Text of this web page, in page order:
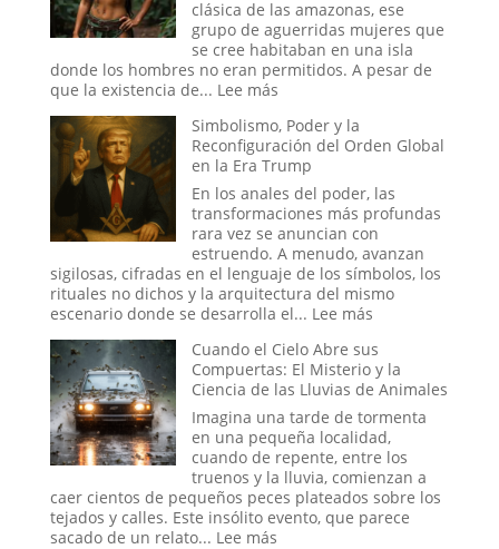
Proyecto
Stargate:
¿La
Última
Frontera
la
Psique
o
Sueño
de
un
Espía?
clásica de las amazonas, ese
grupo de aguerridas mujeres que
se cree habitaban en una isla
donde los hombres no eran permitidos. A pesar de
que la existencia de... Lee más:
Guerreras
Amazonas:
La
leyenda
Simbolismo, Poder y la
Reconfiguración del Orden Global
en la Era Trump
En los anales del poder, las
transformaciones más profundas
rara vez se anuncian con
estruendo. A menudo, avanzan
sigilosas, cifradas en el lenguaje de los símbolos, los
rituales no dichos y la arquitectura del mismo
escenario donde se desarrolla el... Lee más:
Poder
y
la
Reconfiguración
del
Orden
Global
en
la
Cuando el Cielo Abre sus
Compuertas: El Misterio y la
Ciencia de las Lluvias de Animales
Imagina una tarde de tormenta
en una pequeña localidad,
cuando de repente, entre los
truenos y la lluvia, comienzan a
caer cientos de pequeños peces plateados sobre los
tejados y calles. Este insólito evento, que parece
sacado de un relato... Lee más: